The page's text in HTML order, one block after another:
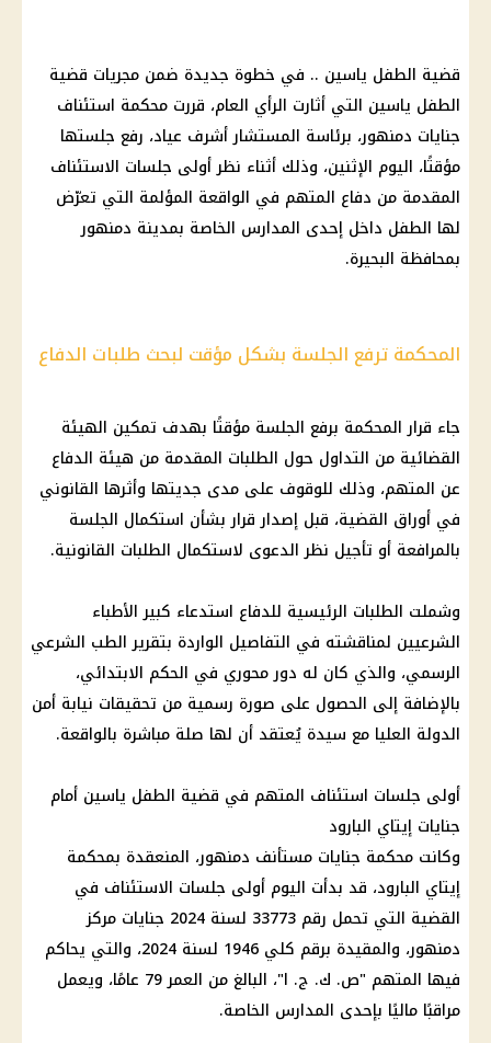
قضية الطفل ياسين .. في خطوة جديدة ضمن مجريات قضية
الطفل ياسين التي أثارت الرأي العام، قررت محكمة استئناف
جنايات دمنهور، برئاسة المستشار أشرف عياد، رفع جلستها
مؤقتًا، اليوم الإثنين، وذلك أثناء نظر أولى جلسات الاستئناف
المقدمة من دفاع المتهم في الواقعة المؤلمة التي تعرّض
لها الطفل داخل إحدى المدارس الخاصة بمدينة دمنهور
بمحافظة البحيرة.
المحكمة ترفع الجلسة بشكل مؤقت لبحث طلبات الدفاع
جاء قرار المحكمة برفع الجلسة مؤقتًا بهدف تمكين الهيئة
القضائية من التداول حول الطلبات المقدمة من هيئة الدفاع
عن المتهم، وذلك للوقوف على مدى جديتها وأثرها القانوني
في أوراق القضية، قبل إصدار قرار بشأن استكمال الجلسة
بالمرافعة أو تأجيل نظر الدعوى لاستكمال الطلبات القانونية.
وشملت الطلبات الرئيسية للدفاع استدعاء كبير الأطباء
الشرعيين لمناقشته في التفاصيل الواردة بتقرير الطب الشرعي
الرسمي، والذي كان له دور محوري في الحكم الابتدائي،
بالإضافة إلى الحصول على صورة رسمية من تحقيقات نيابة أمن
الدولة العليا مع سيدة يُعتقد أن لها صلة مباشرة بالواقعة.
أولى جلسات استئناف المتهم في قضية الطفل ياسين أمام
جنايات إيتاي البارود
وكانت محكمة جنايات مستأنف دمنهور، المنعقدة بمحكمة
إيتاي البارود، قد بدأت اليوم أولى جلسات الاستئناف في
القضية التي تحمل رقم 33773 لسنة 2024 جنايات مركز
دمنهور، والمقيدة برقم كلي 1946 لسنة 2024، والتي يحاكم
فيها المتهم "ص. ك. ج. ا"، البالغ من العمر 79 عامًا، ويعمل
مراقبًا ماليًا بإحدى المدارس الخاصة.